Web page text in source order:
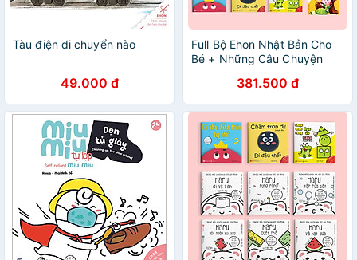
Tàu điện di chuyển nào
49.000 đ
Full Bộ Ehon Nhật Bản Cho
Bé + Những Câu Chuyện
381.500 đ